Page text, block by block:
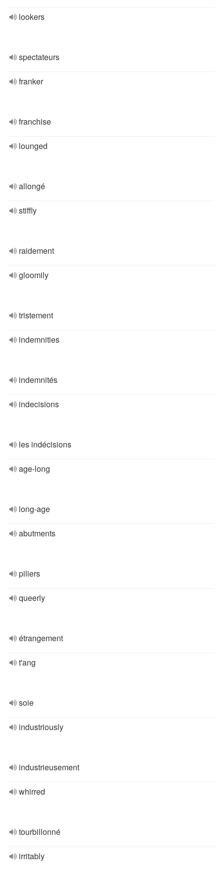
lookers
spectateurs
franker
franchise
lounged
allongé
stiffly
raidement
gloomily
tristement
indemnities
indemnités
indecisions
les indécisions
age-long
long-age
abutments
piliers
queerly
étrangement
t'ang
soie
industriously
industrieusement
whirred
tourbillonné
irritably